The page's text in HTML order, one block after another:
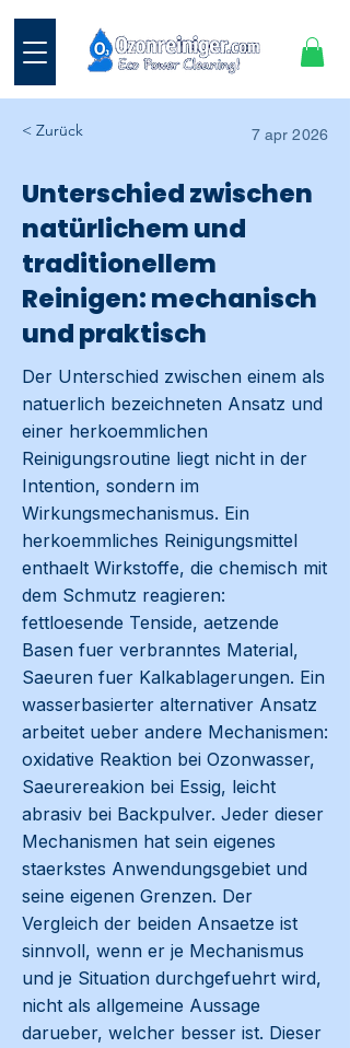
< Zurück 7 apr 2026
Unterschied zwischen
natürlichem und
traditionellem
Reinigen: mechanisch
und praktisch
Der Unterschied zwischen einem als
natuerlich bezeichneten Ansatz und
einer herkoemmlichen
Reinigungsroutine liegt nicht in der
Intention, sondern im
Wirkungsmechanismus. Ein
herkoemmliches Reinigungsmittel
enthaelt Wirkstoffe, die chemisch mit
dem Schmutz reagieren:
fettloesende Tenside, aetzende
Basen fuer verbranntes Material,
Saeuren fuer Kalkablagerungen. Ein
wasserbasierter alternativer Ansatz
arbeitet ueber andere Mechanismen:
oxidative Reaktion bei Ozonwasser,
Saeurereakion bei Essig, leicht
abrasiv bei Backpulver. Jeder dieser
Mechanismen hat sein eigenes
staerkstes Anwendungsgebiet und
seine eigenen Grenzen. Der
Vergleich der beiden Ansaetze ist
sinnvoll, wenn er je Mechanismus
und je Situation durchgefuehrt wird,
nicht als allgemeine Aussage
darueber, welcher besser ist. Dieser